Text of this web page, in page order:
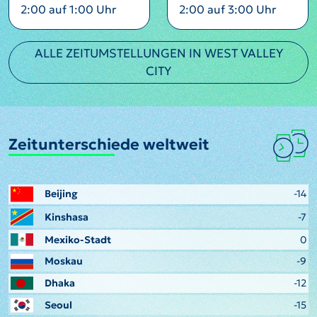
2:00 auf 1:00 Uhr
2:00 auf 3:00 Uhr
ALLE ZEITUMSTELLUNGEN IN WEST VALLEY
CITY
Zeitunterschiede weltweit
Beijing
-14
Kinshasa
-7
Mexiko-Stadt
0
Moskau
-9
Dhaka
-12
Seoul
-15